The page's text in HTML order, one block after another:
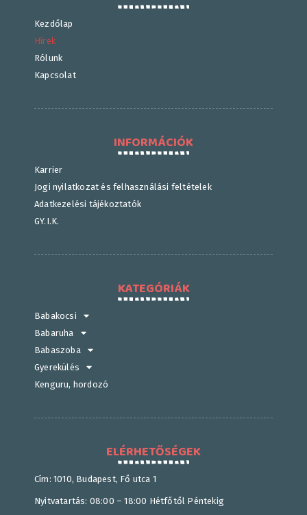
Kezdőlap
Hírek
Rólunk
Kapcsolat
INFORMÁCIÓK
Karrier
Jogi nyilatkozat és felhasználási feltételek
Adatkezelési tájékoztatók
GY.I.K.
KATEGÓRIÁK
Babakocsi
Babaruha
Babaszoba
Gyerekülés
Kenguru, hordozó
ELÉRHETŐSÉGEK
Cím: 1010, Budapest, Fő utca 1
Nyitvatartás: 08:00 – 18:00 Hétfőtől Péntekig